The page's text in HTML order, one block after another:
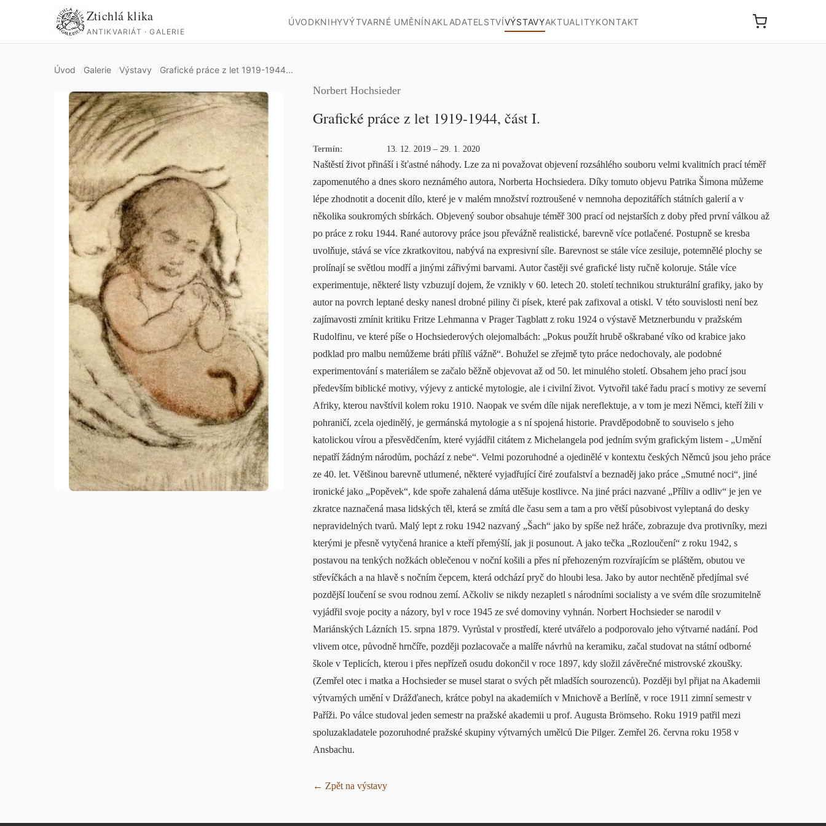
Ztichlá klika
ANTIKVARIÁT · GALERIE
ÚVODKNIHYVÝTVARNÉ UMĚNÍNAKLADATELSTVÍVÝSTAVYAKTUALITYKONTAKT
Úvod Galerie Výstavy Grafické práce z let 1919-1944...
Norbert Hochsieder
Grafické práce z let 1919-1944, část I.
Termín: 13. 12. 2019 – 29. 1. 2020
Naštěstí život přináší i šťastné náhody. Lze za ni považovat objevení rozsáhlého souboru velmi kvalitních prací téměř
zapomenutého a dnes skoro neznámého autora, Norberta Hochsiedera. Díky tomuto objevu Patrika Šimona můžeme
lépe zhodnotit a docenit dílo, které je v malém množství roztroušené v nemnoha depozitářích státních galerií a v
několika soukromých sbírkách. Objevený soubor obsahuje téměř 300 prací od nejstarších z doby před první válkou až
po práce z roku 1944. Rané autorovy práce jsou převážně realistické, barevně více potlačené. Postupně se kresba
uvolňuje, stává se více zkratkovitou, nabývá na expresivní síle. Barevnost se stále více zesiluje, potemnělé plochy se
prolínají se světlou modří a jinými zářivými barvami. Autor častěji své grafické listy ručně koloruje. Stále více
experimentuje, některé listy vzbuzují dojem, že vznikly v 60. letech 20. století technikou strukturální grafiky, jako by
autor na povrch leptané desky nanesl drobné piliny či písek, které pak zafixoval a otiskl. V této souvislosti není bez
zajímavosti zmínit kritiku Fritze Lehmanna v Prager Tagblatt z roku 1924 o výstavě Metznerbundu v pražském
Rudolfinu, ve které píše o Hochsiederových olejomalbách: „Pokus použít hrubě oškrabané víko od krabice jako
podklad pro malbu nemůžeme bráti příliš vážně“. Bohužel se zřejmě tyto práce nedochovaly, ale podobné
experimentování s materiálem se začalo běžně objevovat až od 50. let minulého století. Obsahem jeho prací jsou
především biblické motivy, výjevy z antické mytologie, ale i civilní život. Vytvořil také řadu prací s motivy ze severní
Afriky, kterou navštívil kolem roku 1910. Naopak ve svém díle nijak nereflektuje, a v tom je mezi Němci, kteří žili v
pohraničí, zcela ojedinělý, je germánská mytologie a s ní spojená historie. Pravděpodobně to souviselo s jeho
katolickou vírou a přesvědčením, které vyjádřil citátem z Michelangela pod jedním svým grafickým listem - „Umění
nepatří žádným národům, pochází z nebe“. Velmi pozoruhodné a ojedinělé v kontextu českých Němců jsou jeho práce
ze 40. let. Většinou barevně utlumené, některé vyjadřující čiré zoufalství a beznaděj jako práce „Smutné noci“, jiné
ironické jako „Popěvek“, kde spoře zahalená dáma utěšuje kostlivce. Na jiné práci nazvané „Příliv a odliv“ je jen ve
zkratce naznačená masa lidských těl, která se zmítá dle času sem a tam a pro větší působivost vyleptaná do desky
nepravidelných tvarů. Malý lept z roku 1942 nazvaný „Šach“ jako by spíše než hráče, zobrazuje dva protivníky, mezi
kterými je přesně vytyčená hranice a kteří přemýšlí, jak ji posunout. A jako tečka „Rozloučení“ z roku 1942, s
postavou na tenkých nožkách oblečenou v noční košili a přes ní přehozeným rozvírajícím se pláštěm, obutou ve
střevíčkách a na hlavě s nočním čepcem, která odchází pryč do hloubi lesa. Jako by autor nechtěně předjímal své
pozdější loučení se svou rodnou zemí. Ačkoliv se nikdy nezapletl s národními socialisty a ve svém díle srozumitelně
vyjádřil svoje pocity a názory, byl v roce 1945 ze své domoviny vyhnán. Norbert Hochsieder se narodil v
Mariánských Lázních 15. srpna 1879. Vyrůstal v prostředí, které utvářelo a podporovalo jeho výtvarné nadání. Pod
vlivem otce, původně hrnčíře, později pozlacovače a malíře návrhů na keramiku, začal studovat na státní odborné
škole v Teplicích, kterou i přes nepřízeň osudu dokončil v roce 1897, kdy složil závěrečné mistrovské zkoušky.
(Zemřel otec i matka a Hochsieder se musel starat o svých pět mladších sourozenců). Později byl přijat na Akademii
výtvarných umění v Drážďanech, krátce pobyl na akademiích v Mnichově a Berlíně, v roce 1911 zimní semestr v
Paříži. Po válce studoval jeden semestr na pražské akademii u prof. Augusta Brömseho. Roku 1919 patřil mezi
spoluzakladatele pozoruhodné pražské skupiny výtvarných umělců Die Pilger. Zemřel 26. června roku 1958 v
Ansbachu.
← Zpět na výstavy